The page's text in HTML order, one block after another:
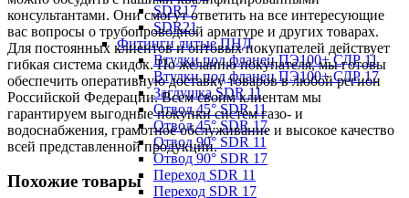
SDR17
SDR21
Фитинги литые ПНД
Втулки под фланец ПЭ100+ СДР 11
Втулки под фланец ПЭ100+ СДР 17
Заглушка SDR 11
Отвод 45° SDR 11
Отвод 45° SDR 17
Отвод 90° SDR 11
Отвод 90° SDR 17
Переход SDR 11
Переход SDR 17
консультантами. Они смогут ответить на все интересующие
вас вопросы о трубопроводной арматуре и других товарах.
Для постоянных клиентов и оптовых покупателей действует
гибкая система скидок. По желанию покупателя, мы готовы
обеспечить оперативную доставку товаров в любой регион
Российской Федерации. Всем своим клиентам мы
гарантируем выгодные покупки систем газо- и
водоснабжения, грамотное обслуживание и высокое качество
всей представленной продукции.
Похожие товары